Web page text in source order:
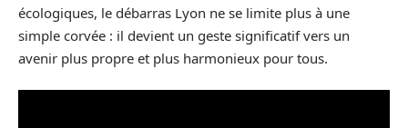
écologiques, le débarras Lyon ne se limite plus à une
simple corvée : il devient un geste significatif vers un
avenir plus propre et plus harmonieux pour tous.